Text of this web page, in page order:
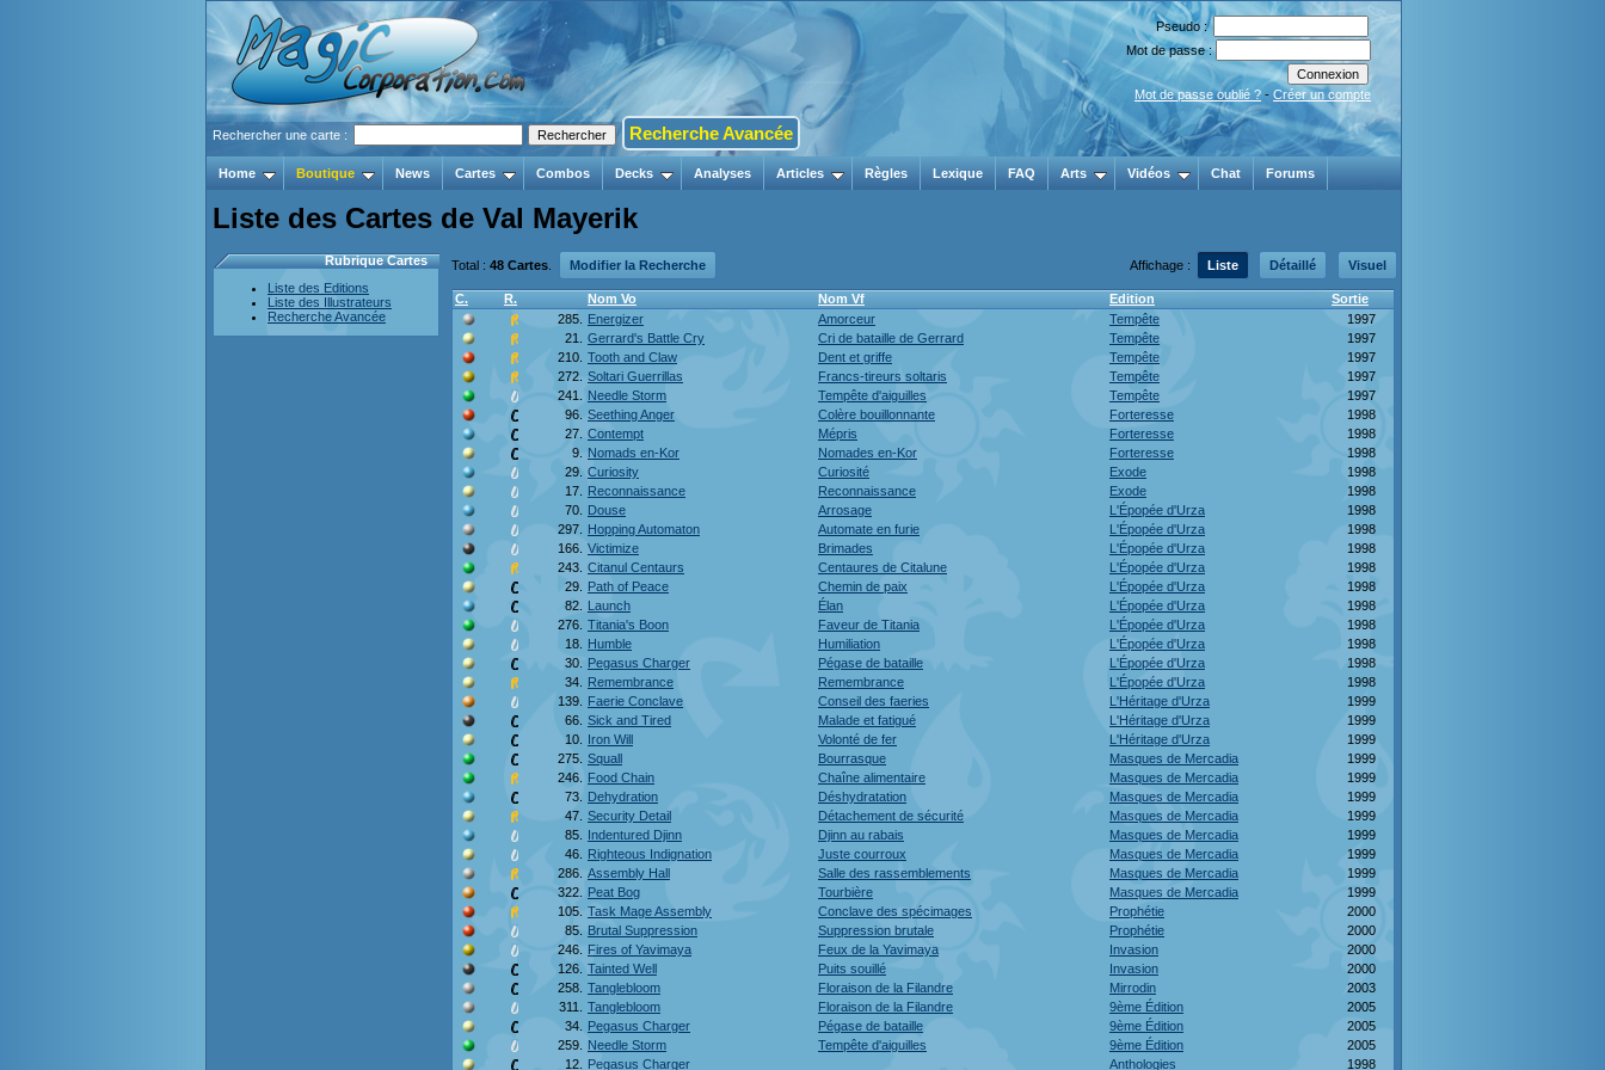
Pseudo :
Mot de passe :
Mot de passe oublié ? - Créer un compte
Rechercher une carte : Recherche Avancée
Home Boutique News Cartes Combos Decks Analyses Articles Règles Lexique FAQ Arts Vidéos Chat Forums
Liste des Cartes de Val Mayerik
Rubrique Cartes
Liste des Editions
Liste des Illustrateurs
Recherche Avancée
Total : 48 Cartes Modifier la Recherche Affichage : Liste Détaillé Visuel
C. R. Nom Vo Nom Vf Edition
Sortie
285.
Energizer Amorceur Tempête
1997
21.
Gerrard's Battle Cry Cri de bataille de Gerrard Tempête
1997
210. Tooth and Claw Dent et griffe Tempête
1997
272. Soltari Guerrillas Francs-tireurs soltaris Tempête
1997
241.
Needle Storm Tempête d'aiguilles Tempête
1997
96. Seething Anger Colère bouillonnante Forteresse
1998
27. Contempt Mépris Forteresse
1998
9.
Nomads en-Kor Nomades en-Kor Forteresse
1998
29. Curiosity Curiosité Exode
1998
17.
Reconnaissance Reconnaissance Exode
1998
70.
Douse Arrosage L'Épopée d'Urza
1998
297.
Hopping Automaton Automate en furie L'Épopée d'Urza
1998
166. Victimize Brimades L'Épopée d'Urza
1998
243. Citanul Centaurs Centaures de Citalune L'Épopée d'Urza
1998
29.
Path of Peace Chemin de paix L'Épopée d'Urza
1998
82.
Launch Élan L'Épopée d'Urza
1998
276. Titania's Boon Faveur de Titania L'Épopée d'Urza
1998
18.
Humble Humiliation L'Épopée d'Urza
1998
30.
Pegasus Charger Pégase de bataille L'Épopée d'Urza
1998
34.
Remembrance Remembrance L'Épopée d'Urza
1998
139.
Faerie Conclave Conseil des faeries L'Héritage d'Urza
1999
66. Sick and Tired Malade et fatigué L'Héritage d'Urza
1999
10.
Iron Will Volonté de fer L'Héritage d'Urza
1999
275. Squall Bourrasque Masques de Mercadia
1999
246.
Food Chain Chaîne alimentaire Masques de Mercadia
1999
73.
Dehydration Déshydratation Masques de Mercadia
1999
47. Security Detail Détachement de sécurité Masques de Mercadia
1999
85.
Indentured Djinn Djinn au rabais Masques de Mercadia
1999
46.
Righteous Indignation Juste courroux Masques de Mercadia
1999
286. Assembly Hall Salle des rassemblements Masques de Mercadia
1999
322.
Peat Bog Tourbière Masques de Mercadia
1999
105. Task Mage Assembly Conclave des spécimages Prophétie
2000
85. Brutal Suppression Suppression brutale Prophétie
2000
246.
Fires of Yavimaya Feux de la Yavimaya Invasion
2000
126. Tainted Well Puits souillé Invasion
2000
258. Tanglebloom Floraison de la Filandre Mirrodin
2003
311.
Tanglebloom Floraison de la Filandre 9ème Édition
2005
34.
Pegasus Charger Pégase de bataille 9ème Édition
2005
259.
Needle Storm Tempête d'aiguilles 9ème Édition
2005
12.
Pegasus Charger Anthologies 1998